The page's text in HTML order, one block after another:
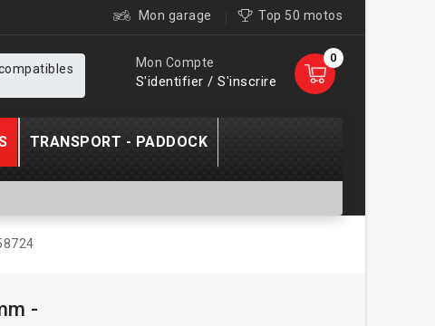
Mon garage Top 50 motos
0
Mon Compte
S'identifier / S'inscrire
TRANSPORT - PADDOCK
-